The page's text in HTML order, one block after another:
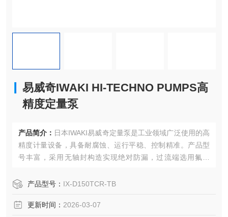
易威奇IWAKI HI-TECHNO PUMPS高
精度定量泵
产品简介： 日本IWAKI易威奇定量泵是工业领域广泛使用的高
精度计量设备，具备耐腐蚀、运行平稳、控制精准。产品型
号丰富，采用无轴封构造实现绝对防漏，过流端选用氟塑
药液。部分型号采用后拉式结构，无需拆卸管道即可检修，
水处理、食品等多个领域的液体输送。易威奇IWAKI HI-TEC
产品型号： IX-D150TCR-TB
更新时间： 2026-03-07